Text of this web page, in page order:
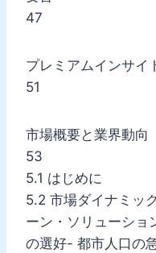
47
プレミアムインサイ
51
市場概要と業界動向
53
5.1 はじめに
5.2 市場ダイナミッ
ーン・ソリューショ
の選好- 都市人口の